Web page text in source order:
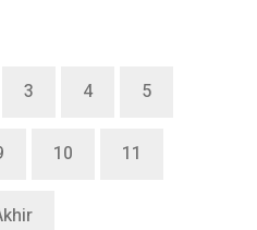
3 4 5
10 11